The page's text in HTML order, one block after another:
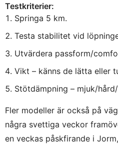
Testkriterier:
Springa 5 km.
Testa stabilitet vid
Utvärdera passform/
Vikt – känns de lätta eller
Stötdämpning – mjuk/
Fler modeller är också på
några svettiga veckor
en veckas påskfirande i